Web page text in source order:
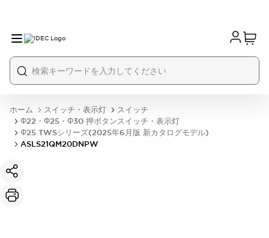
ホーム スイッチ・表示灯
スイッチ
Φ22・Φ25・Φ30 押ボタンスイッチ・表示灯
Φ25 TWSシリーズ(2025年6月版 新カタログモデル)
ASLS21QM20DNPW